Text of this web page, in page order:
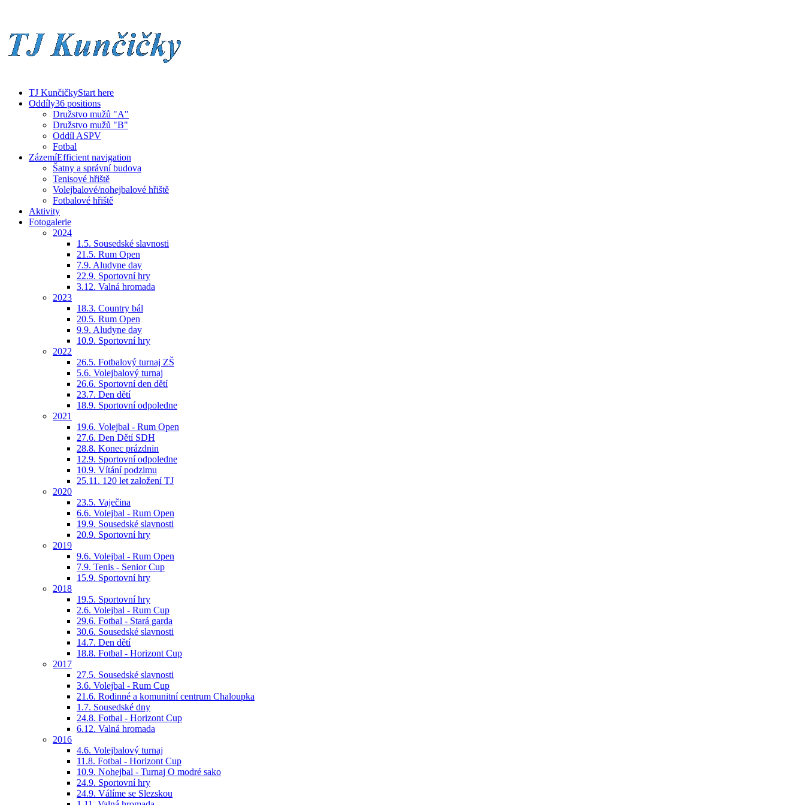
TJ KunčičkyStart here
Oddíly36 positions
Družstvo mužů "A"
Družstvo mužů "B"
Oddíl ASPV
Fotbal
ZázemíEfficient navigation
Šatny a správní budova
Tenisové hřiště
Volejbalové/nohejbalové hřiště
Fotbalové hřiště
Aktivity
Fotogalerie
2024
1.5. Sousedské slavnosti
21.5. Rum Open
7.9. Aludyne day
22.9. Sportovní hry
3.12. Valná hromada
2023
18.3. Country bál
20.5. Rum Open
9.9. Aludyne day
10.9. Sportovní hry
2022
26.5. Fotbalový turnaj ZŠ
5.6. Volejbalový turnaj
26.6. Sportovní den dětí
23.7. Den dětí
18.9. Sportovní odpoledne
2021
19.6. Volejbal - Rum Open
27.6. Den Dětí SDH
28.8. Konec prázdnin
12.9. Sportovní odpoledne
10.9. Vítání podzimu
25.11. 120 let založení TJ
2020
23.5. Vaječina
6.6. Volejbal - Rum Open
19.9. Sousedské slavnosti
20.9. Sportovní hry
2019
9.6. Volejbal - Rum Open
7.9. Tenis - Senior Cup
15.9. Sportovní hry
2018
19.5. Sportovní hry
2.6. Volejbal - Rum Cup
29.6. Fotbal - Stará garda
30.6. Sousedské slavnosti
14.7. Den dětí
18.8. Fotbal - Horizont Cup
2017
27.5. Sousedské slavnosti
3.6. Volejbal - Rum Cup
21.6. Rodinné a komunitní centrum Chaloupka
1.7. Sousedské dny
24.8. Fotbal - Horizont Cup
6.12. Valná hromada
2016
4.6. Volejbalový turnaj
11.8. Fotbal - Horizont Cup
10.9. Nohejbal - Turnaj O modré sako
24.9. Sportovní hry
24.9. Válíme se Slezskou